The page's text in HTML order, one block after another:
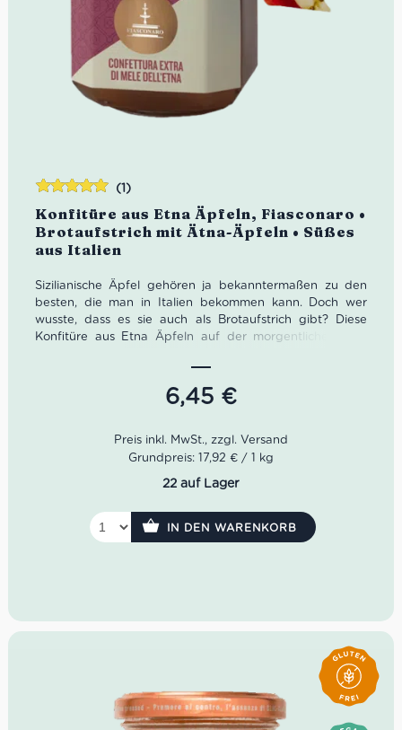
Konfitüre aus Etna Äpfeln, Fiasconaro •
Brotaufstrich mit Ätna-Äpfeln • Süßes
aus Italien
(1)
Sizilianische Äpfel gehören ja bekanntermaßen zu den
besten, die man in Italien bekommen kann. Doch wer
wusste, dass es sie auch als Brotaufstrich gibt? Diese
Konfitüre aus Etna Äpfeln auf der morgentliche Stulle
unbedingt probieren solltest! Die drei Brüder Fausto,
Martino und Nicola Fiasconaro haben ihre Leidenschaft
für die Dolci di Sicilia in ihrer Heimatstadt Castelbuono
Panettoni sowie diese Konfitüre aus Etna Äpfeln sind
immer eine Geschmacksprobe wert…
6,45 €
mit5.00von
5
Grundpreis: 17,92 € / 1 kg
22 auf Lager
IN DEN WARENKORB